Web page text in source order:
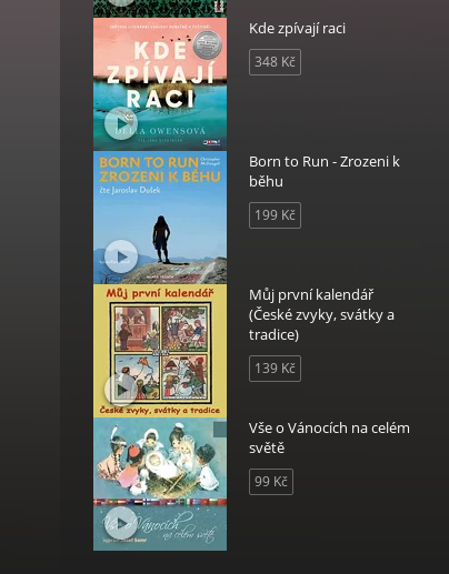
Kde zpívají raci
348 Kč
Born to Run - Zrozeni k
běhu
199 Kč
Můj první kalendář
(České zvyky, svátky a
tradice)
139 Kč
Vše o Vánocích na celém
světě
99 Kč